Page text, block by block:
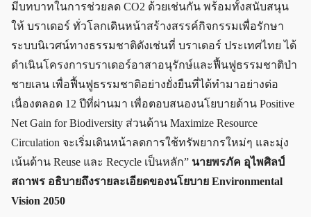
มีบทบาทในการช่วยลด CO2 ด้วยเช่นกัน พร้อมทั้งสนับสนุน
ให้ บราเดอร์ ทั่วโลกเดินหน้าสร้างสรรค์กิจกรรมเพื่อรักษา
ระบบนิเวศน์ทางธรรมชาติดังเช่นที่ บราเดอร์ ประเทศไทย ได้
ดำเนินโครงการบราเดอร์อาสาอนุรักษ์และฟื้นฟูธรรมชาติป่า
ชายเลน เพื่อฟื้นฟูธรรมชาติอย่างยั่งยืนที่ได้ทำมาอย่างต่อ
เนื่องตลอด 12 ปีที่ผ่านมา เพื่อตอบสนองนโยบายด้าน Positive
Net Gain for Biodiversity ส่วนด้าน Maximize Resource
Circulation จะเริ่มเดินหน้าลดการใช้ทรัพยากรใหม่ๆ และมุ่ง
เน้นด้าน Reuse และ Recycle เป็นหลัก” นายพรภัค อุไพศิลป์
สถาพร อธิบายถึงรายละเอียดของนโยบาย Environmental
Vision 2050